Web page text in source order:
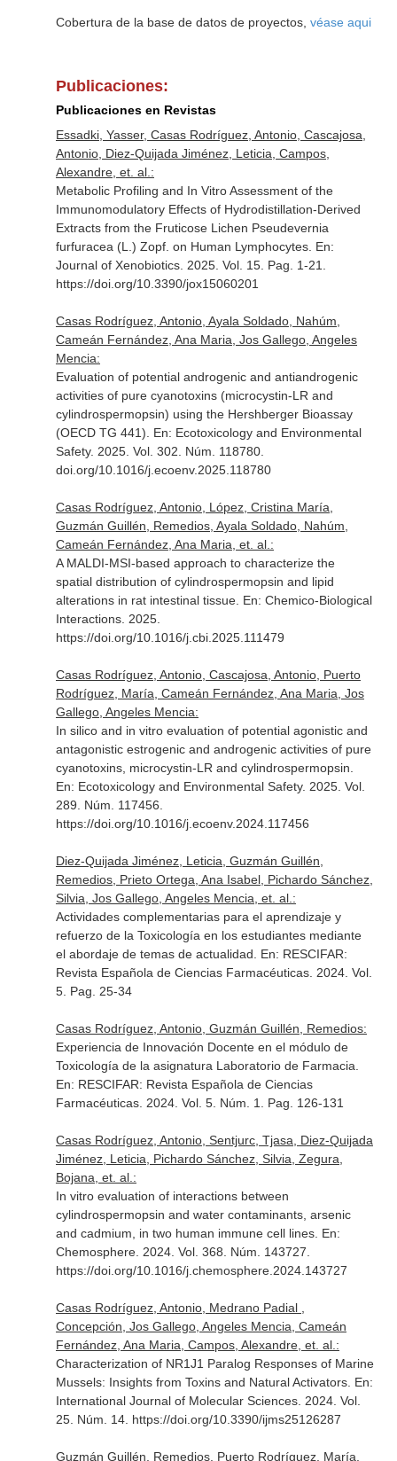
Cobertura de la base de datos de proyectos, véase aqui
Publicaciones:
Publicaciones en Revistas
Essadki, Yasser, Casas Rodríguez, Antonio, Cascajosa,
Antonio, Diez-Quijada Jiménez, Leticia, Campos,
Alexandre, et. al.:
Metabolic Profiling and In Vitro Assessment of the
Immunomodulatory Effects of Hydrodistillation-Derived
Extracts from the Fruticose Lichen Pseudevernia
furfuracea (L.) Zopf. on Human Lymphocytes. En:
Journal of Xenobiotics. 2025. Vol. 15. Pag. 1-21.
https://doi.org/10.3390/jox15060201
Casas Rodríguez, Antonio, Ayala Soldado, Nahúm,
Cameán Fernández, Ana Maria, Jos Gallego, Angeles
Mencia:
Evaluation of potential androgenic and antiandrogenic
activities of pure cyanotoxins (microcystin-LR and
cylindrospermopsin) using the Hershberger Bioassay
(OECD TG 441). En: Ecotoxicology and Environmental
Safety. 2025. Vol. 302. Núm. 118780.
doi.org/10.1016/j.ecoenv.2025.118780
Casas Rodríguez, Antonio, López, Cristina María,
Guzmán Guillén, Remedios, Ayala Soldado, Nahúm,
Cameán Fernández, Ana Maria, et. al.:
A MALDI-MSI-based approach to characterize the
spatial distribution of cylindrospermopsin and lipid
alterations in rat intestinal tissue. En: Chemico-Biological
Interactions. 2025.
https://doi.org/10.1016/j.cbi.2025.111479
Casas Rodríguez, Antonio, Cascajosa, Antonio, Puerto
Rodríguez, María, Cameán Fernández, Ana Maria, Jos
Gallego, Angeles Mencia:
In silico and in vitro evaluation of potential agonistic and
antagonistic estrogenic and androgenic activities of pure
cyanotoxins, microcystin-LR and cylindrospermopsin.
En: Ecotoxicology and Environmental Safety. 2025. Vol.
289. Núm. 117456.
https://doi.org/10.1016/j.ecoenv.2024.117456
Diez-Quijada Jiménez, Leticia, Guzmán Guillén,
Remedios, Prieto Ortega, Ana Isabel, Pichardo Sánchez,
Silvia, Jos Gallego, Angeles Mencia, et. al.:
Actividades complementarias para el aprendizaje y
refuerzo de la Toxicología en los estudiantes mediante
el abordaje de temas de actualidad. En: RESCIFAR:
Revista Española de Ciencias Farmacéuticas. 2024. Vol.
5. Pag. 25-34
Casas Rodríguez, Antonio, Guzmán Guillén, Remedios:
Experiencia de Innovación Docente en el módulo de
Toxicología de la asignatura Laboratorio de Farmacia.
En: RESCIFAR: Revista Española de Ciencias
Farmacéuticas. 2024. Vol. 5. Núm. 1. Pag. 126-131
Casas Rodríguez, Antonio, Sentjurc, Tjasa, Diez-Quijada
Jiménez, Leticia, Pichardo Sánchez, Silvia, Zegura,
Bojana, et. al.:
In vitro evaluation of interactions between
cylindrospermopsin and water contaminants, arsenic
and cadmium, in two human immune cell lines. En:
Chemosphere. 2024. Vol. 368. Núm. 143727.
https://doi.org/10.1016/j.chemosphere.2024.143727
Casas Rodríguez, Antonio, Medrano Padial ,
Concepción, Jos Gallego, Angeles Mencia, Cameán
Fernández, Ana Maria, Campos, Alexandre, et. al.:
Characterization of NR1J1 Paralog Responses of Marine
Mussels: Insights from Toxins and Natural Activators. En:
International Journal of Molecular Sciences. 2024. Vol.
25. Núm. 14. https://doi.org/10.3390/ijms25126287
Guzmán Guillén, Remedios, Puerto Rodríguez, María,